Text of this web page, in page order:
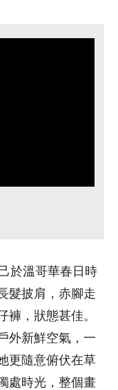
於溫哥華春日時
髮披肩，赤腳走
褲，狀態甚佳。
外新鮮空氣，一
更隨意俯伏在草
處時光，整個畫